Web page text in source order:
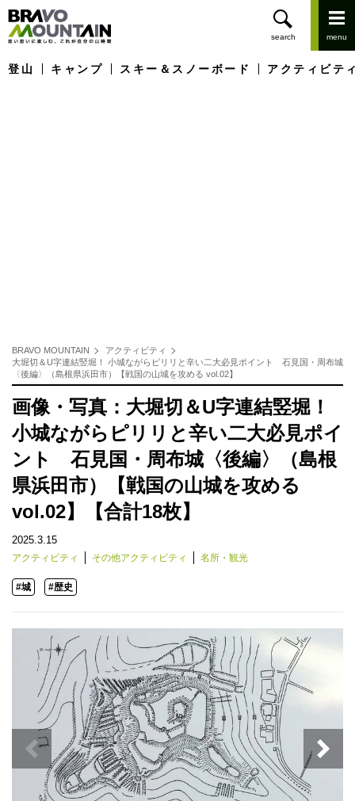
登山 キャンプ スキー＆スノーボード アクティビテ
BRAVO MOUNTAIN
アクティビティ
大堀切＆U字連結竪堀！ 小城ながらピリリと辛い二大必見ポイント 石見国・周布城
〈後編〉（島根県浜田市）【戦国の山城を攻める vol.02】
画像・写真：大堀切＆U字連結竪堀！
小城ながらピリリと辛い二大必見ポイ
ント 石見国・周布城〈後編〉（島根
県浜田市）【戦国の山城を攻める
vol.02】【合計18枚】
2025.3.15
アクティビティ その他アクティビティ 名所・観光
#城 #歴史